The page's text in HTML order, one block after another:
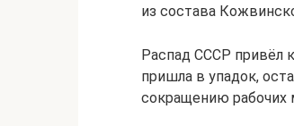
из состава
Распад СССР привёл
пришла в упадок,
сокращению рабочих